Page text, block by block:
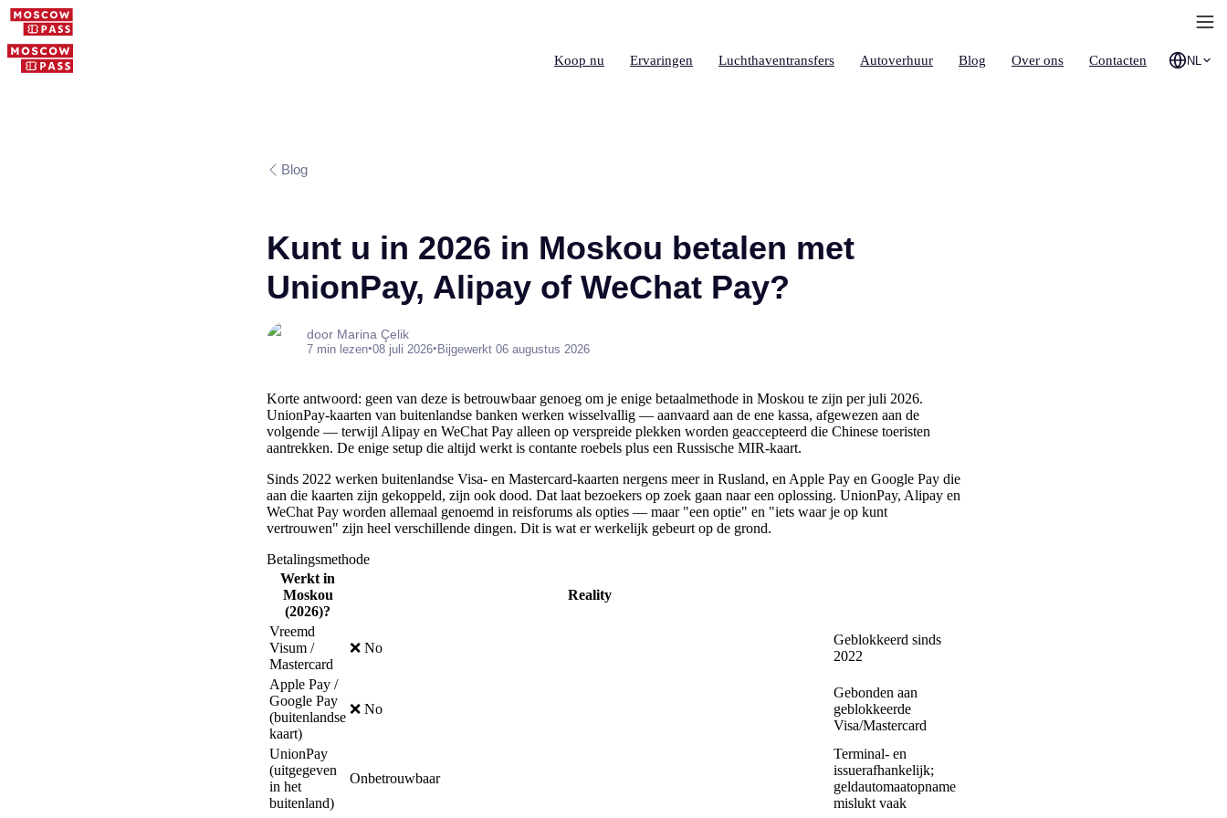
Koop nu Ervaringen Luchthaventransfers Autoverhuur Blog Over ons Contacten NL
Blog
Kunt u in 2026 in Moskou betalen met
UnionPay, Alipay of WeChat Pay?
door Marina Çelik
7 min lezen•08 juli 2026•Bijgewerkt 06 augustus 2026
Korte antwoord: geen van deze is betrouwbaar genoeg om je enige betaalmethode in Moskou te zijn per juli 2026.
UnionPay-kaarten van buitenlandse banken werken wisselvallig — aanvaard aan de ene kassa, afgewezen aan de
volgende — terwijl Alipay en WeChat Pay alleen op verspreide plekken worden geaccepteerd die Chinese toeristen
aantrekken. De enige setup die altijd werkt is contante roebels plus een Russische MIR-kaart.
Sinds 2022 werken buitenlandse Visa- en Mastercard-kaarten nergens meer in Rusland, en Apple Pay en Google Pay die
aan die kaarten zijn gekoppeld, zijn ook dood. Dat laat bezoekers op zoek gaan naar een oplossing. UnionPay, Alipay en
WeChat Pay worden allemaal genoemd in reisforums als opties — maar "een optie" en "iets waar je op kunt
vertrouwen" zijn heel verschillende dingen. Dit is wat er werkelijk gebeurt op de grond.
Betalingsmethode
Werkt in
Moskou
(2026)?
Reality
Vreemd
Visum /
Mastercard
❌ No
Geblokkeerd sinds
2022
Apple Pay /
Google Pay
(buitenlandse
kaart)
❌ No
Gebonden aan
geblokkeerde
Visa/Mastercard
UnionPay
(uitgegeven
in het
buitenland)
Onbetrouwbaar
Terminal- en
issuerafhankelijk;
geldautomaatopname
mislukt vaak